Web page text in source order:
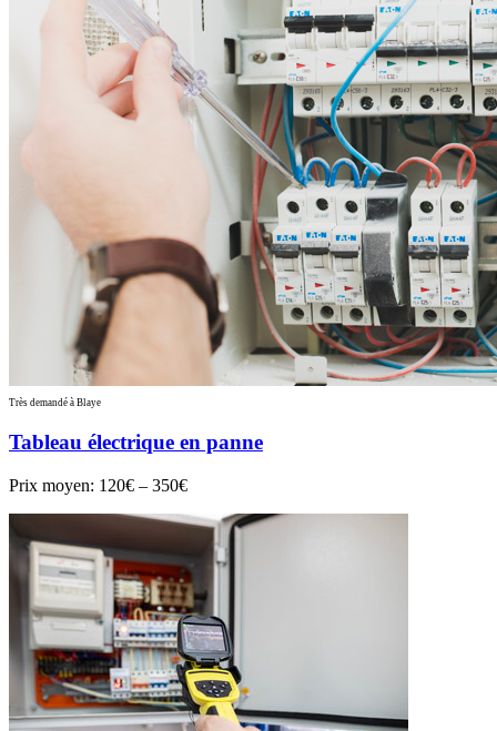
Très demandé à Blaye
Tableau électrique en panne
Prix moyen: 120€ – 350€